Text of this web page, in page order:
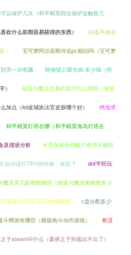
以保护几次（和平精英段位保护会触发几
欢什么前期容易获得的东西） 问道手游后
） 宝可梦阿尔宙斯传说pc能玩吗（宝可梦
另一台电脑 怪物猎人曙光dlc多少钱（怪
） 创造与魔法交易的货币怎么得到（创造
加点（lol皮城执法官皮肤哪个好） 绝地求
和平精英灯塔在哪（和平精英海岛灯塔在
及现状分析 火币永续合约账户有币不能划
:如何进行TRX的转账、收款？ dnf平民玩
魔法买几阶抱抱熊好（创造与魔法抱抱熊多少
值潜力2025-2030价格预测 c盘分配多少
斗网游有哪些（横版格斗动作游戏） 有没
子steam叫什么（森林之子到底出不出了）